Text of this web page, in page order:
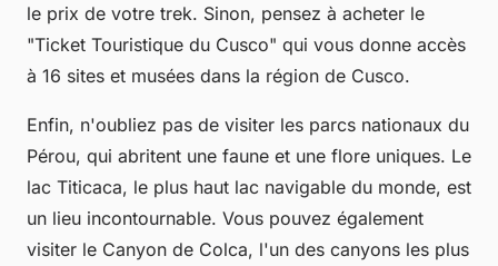
le prix de votre trek. Sinon, pensez à acheter le
"Ticket Touristique du Cusco" qui vous donne accès
à 16 sites et musées dans la région de Cusco.
Enfin, n'oubliez pas de visiter les parcs nationaux du
Pérou, qui abritent une faune et une flore uniques. Le
lac Titicaca, le plus haut lac navigable du monde, est
un lieu incontournable. Vous pouvez également
visiter le Canyon de Colca, l'un des canyons les plus